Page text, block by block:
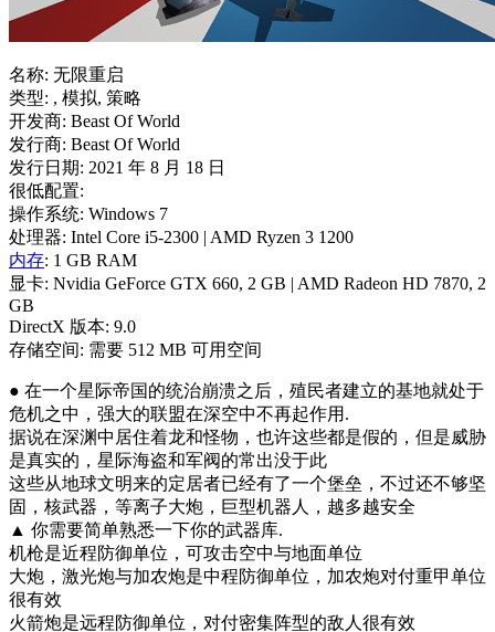
名称: 无限重启
类型: , 模拟, 策略
开发商: Beast Of World
发行商: Beast Of World
发行日期: 2021 年 8 月 18 日
很低配置:
操作系统: Windows 7
处理器: Intel Core i5-2300 | AMD Ryzen 3 1200
内存: 1 GB RAM
显卡: Nvidia GeForce GTX 660, 2 GB | AMD Radeon HD 7870, 2
GB
DirectX 版本: 9.0
存储空间: 需要 512 MB 可用空间
● 在一个星际帝国的统治崩溃之后，殖民者建立的基地就处于
危机之中，强大的联盟在深空中不再起作用.
据说在深渊中居住着龙和怪物，也许这些都是假的，但是威胁
是真实的，星际海盗和军阀的常出没于此
这些从地球文明来的定居者已经有了一个堡垒，不过还不够坚
固，核武器，等离子大炮，巨型机器人，越多越安全
▲ 你需要简单熟悉一下你的武器库.
机枪是近程防御单位，可攻击空中与地面单位
大炮，激光炮与加农炮是中程防御单位，加农炮对付重甲单位
很有效
火箭炮是远程防御单位，对付密集阵型的敌人很有效